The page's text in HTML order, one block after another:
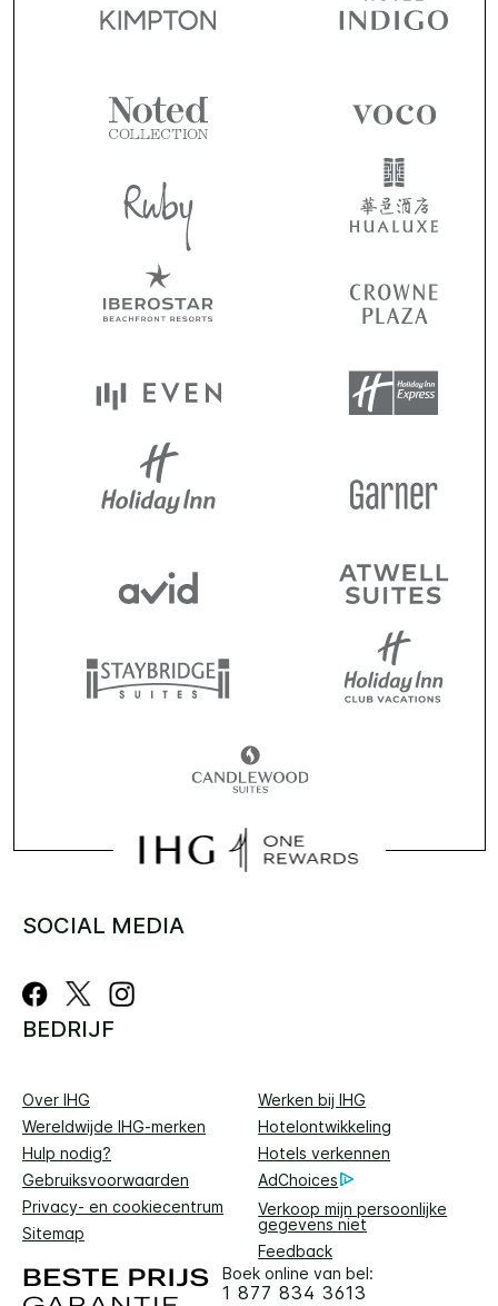
SOCIAL MEDIA
BEDRIJF
Over IHG
Werken bij IHG
Wereldwijde IHG-merken
Hotelontwikkeling
Hulp nodig?
Hotels verkennen
Gebruiksvoorwaarden
AdChoices
Privacy- en cookiecentrum
Verkoop mijn persoonlijke
gegevens niet
Sitemap
Feedback
Boek online van bel:
1 877 834 3613